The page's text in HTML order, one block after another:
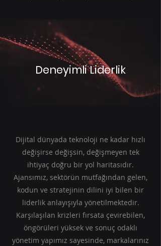
Deneyimli Liderlik
Dijital dünyada teknoloji ne kadar hızlı
değişirse değişsin, değişmeyen tek
ihtiyaç doğru bir yol haritasıdır.
Ajansımız, sektörün mutfağından gelen,
kodun ve stratejinin dilini iyi bilen bir
liderlik anlayışıyla yönetilmektedir.
Karşılaşılan krizleri fırsata çevirebilen,
öngörüleri yüksek ve sonuç odaklı
yönetim yapımız sayesinde, markalarınız